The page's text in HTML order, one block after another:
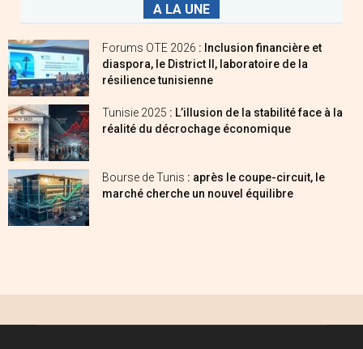
A LA UNE
Forums OTE 2026 : Inclusion financière et
diaspora, le District II, laboratoire de la
résilience tunisienne
Tunisie 2025 : L’illusion de la stabilité face à la
réalité du décrochage économique
Bourse de Tunis : après le coupe-circuit, le
marché cherche un nouvel équilibre